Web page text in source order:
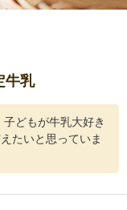
牛乳
どもが牛乳大好き
たいと思っていま